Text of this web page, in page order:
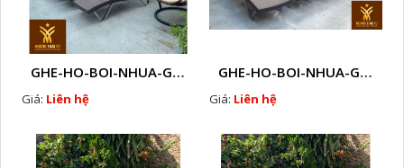
GHE-HO-BOI-NHUA-GIA-MAY-CAO-CAP-NGOAI-TROI-A4
Giá: Liên hệ
GHE-HO-BOI-NHUA-GIA-MAY-CAO-CAP-NGOAI-TROI-A3
Giá: Liên hệ